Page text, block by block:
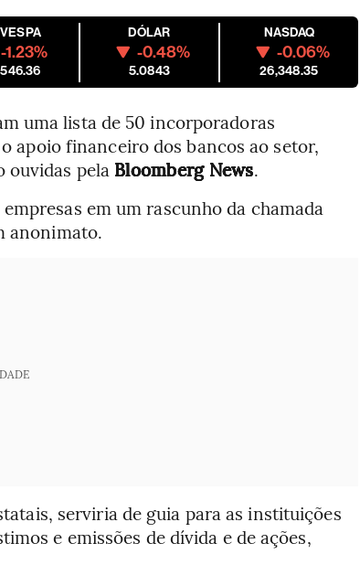
-1.23%
DÓLAR
-0.48%
5.0843
NASDAQ
-0.06%
26,348.35
uma lista de 50 incorporadoras
apoio financeiro dos bancos ao setor,
ouvidas pela Bloomberg News.
em um rascunho da chamada
anonimato.
serviria de guia para as instituições
e emissões de dívida e de ações,